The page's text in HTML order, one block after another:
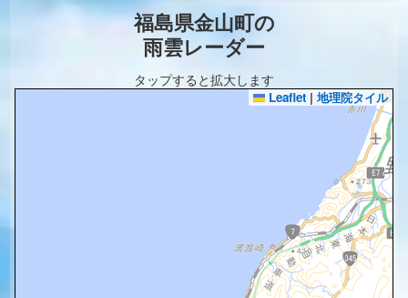
福島県金山町の
雨雲レーダー
タップすると拡大します
Leaflet | 地理院タイル